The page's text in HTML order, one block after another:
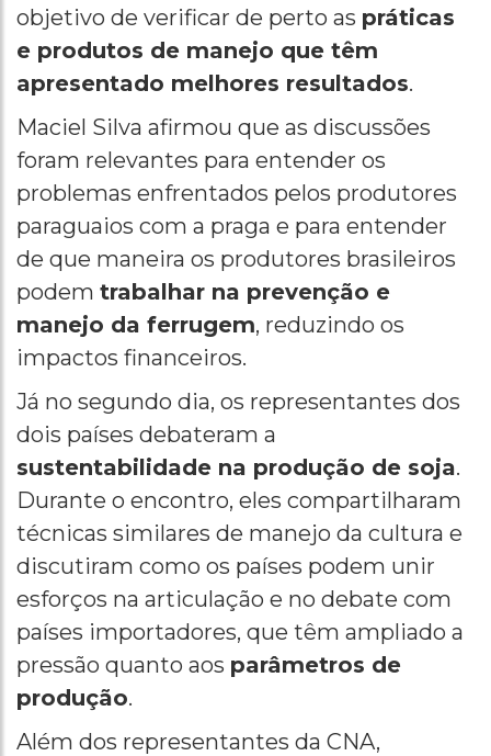
objetivo de verificar de perto as práticas
e produtos de manejo que têm
apresentado melhores resultados.
Maciel Silva afirmou que as discussões
foram relevantes para entender os
problemas enfrentados pelos produtores
paraguaios com a praga e para entender
de que maneira os produtores brasileiros
podem trabalhar na prevenção e
manejo da ferrugem, reduzindo os
impactos financeiros.
Já no segundo dia, os representantes dos
dois países debateram a
sustentabilidade na produção de soja.
Durante o encontro, eles compartilharam
técnicas similares de manejo da cultura e
discutiram como os países podem unir
esforços na articulação e no debate com
países importadores, que têm ampliado a
pressão quanto aos parâmetros de
produção.
Além dos representantes da CNA,